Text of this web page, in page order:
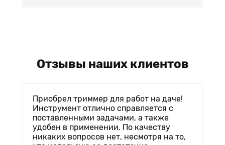
Отзывы наших клиентов
Приобрел триммер для работ на даче!
Инструмент отлично справляется с
поставленными задачами, а также
удобен в применении. По качеству
никаких вопросов нет, несмотря на то,